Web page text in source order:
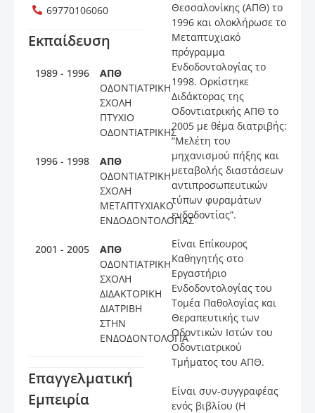
69770106060
Εκπαίδευση
1989 - 1996
ΑΠΘ
ΟΔΟΝΤΙΑΤΡΙΚΗ
ΣΧΟΛΗ
ΠΤΥΧΙΟ
ΟΔΟΝΤΙΑΤΡΙΚΗΣ
1996 - 1998
ΑΠΘ
ΟΔΟΝΤΙΑΤΡΙΚΗ
ΣΧΟΛΗ
ΜΕΤΑΠΤΥΧΙΑΚΟ
ΕΝΔΟΔΟΝΤΟΛΟΓΙΑΣ
2001 - 2005
ΑΠΘ
ΟΔΟΝΤΙΑΤΡΙΚΗ
ΣΧΟΛΗ
ΔΙΔΑΚΤΟΡΙΚΗ
ΔΙΑΤΡΙΒΗ
ΣΤΗΝ
ΕΝΔΟΔΟΝΤΟΛΟΓΙΑ
Επαγγελματική
Εμπειρία
Θεσσαλονίκης (ΑΠΘ) το
1996 και ολοκλήρωσε το
Μεταπτυχιακό
πρόγραμμα
Ενδοδοντολογίας το
1998. Ορκίστηκε
Διδάκτορας της
Οδοντιατρικής ΑΠΘ το
2005 με θέμα διατριβής:
“Μελέτη του
μηχανισμού πήξης και
μεταβολής διαστάσεων
αντιπροσωπευτικών
τύπων φυραμάτων
ενδοδοντίας”.
Είναι Επίκουρος
Καθηγητής στο
Εργαστήριο
Ενδοδοντολογίας του
Τομέα Παθολογίας και
Θεραπευτικής των
Οδοντικών Ιστών του
Οδοντιατρικού
Τμήματος του ΑΠΘ.
Είναι συν-συγγραφέας
ενός βιβλίου (Η